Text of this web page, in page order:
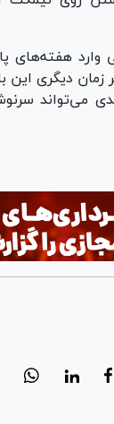
وارد
دیگری این
می‌تواند